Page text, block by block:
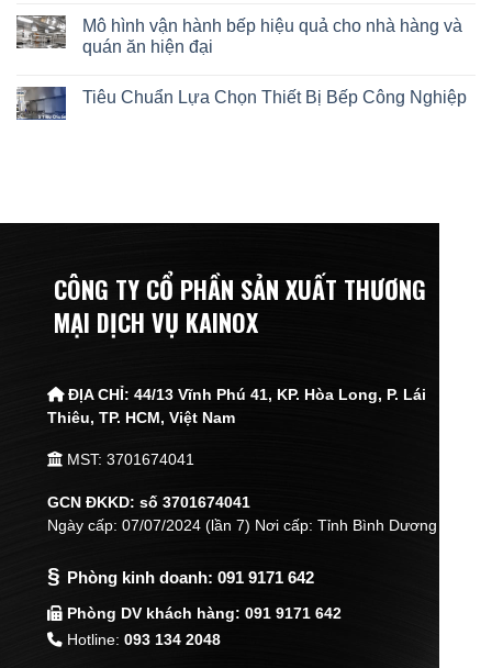
Mô hình vận hành bếp hiệu quả cho nhà hàng và
quán ăn hiện đại
Tiêu Chuẩn Lựa Chọn Thiết Bị Bếp Công Nghiệp
CÔNG TY CỔ PHẦN SẢN XUẤT THƯƠNG
MẠI DỊCH VỤ KAINOX
ĐỊA CHỈ:44/13 Vĩnh Phú 41, KP. Hòa Long, P. Lái
Thiêu,TP. HCM, Việt Nam
MST: 3701674041
GCN ĐKKD: số 3701674041
Ngày cấp: 07/07/2024 (lần 7) Nơi cấp: Tỉnh Bình Dương
§ Phòng kinh doanh: 091 9171 642
Phòng DV khách hàng: 091 9171 642
Hotline:093 134 2048